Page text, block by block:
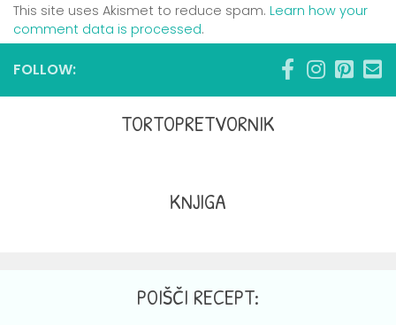
This site uses Akismet to reduce spam. Learn how your
comment data is processed.
FOLLOW:
TORTOPRETVORNIK
KNJIGA
POIŠČI RECEPT: